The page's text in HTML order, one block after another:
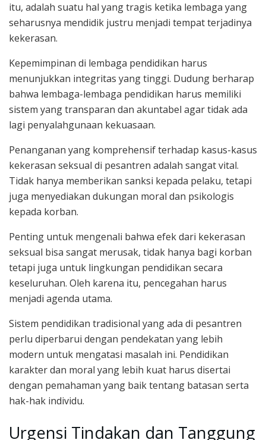
itu, adalah suatu hal yang tragis ketika lembaga yang
seharusnya mendidik justru menjadi tempat terjadinya
kekerasan.
Kepemimpinan di lembaga pendidikan harus
menunjukkan integritas yang tinggi. Dudung berharap
bahwa lembaga-lembaga pendidikan harus memiliki
sistem yang transparan dan akuntabel agar tidak ada
lagi penyalahgunaan kekuasaan.
Penanganan yang komprehensif terhadap kasus-kasus
kekerasan seksual di pesantren adalah sangat vital.
Tidak hanya memberikan sanksi kepada pelaku, tetapi
juga menyediakan dukungan moral dan psikologis
kepada korban.
Penting untuk mengenali bahwa efek dari kekerasan
seksual bisa sangat merusak, tidak hanya bagi korban
tetapi juga untuk lingkungan pendidikan secara
keseluruhan. Oleh karena itu, pencegahan harus
menjadi agenda utama.
Sistem pendidikan tradisional yang ada di pesantren
perlu diperbarui dengan pendekatan yang lebih
modern untuk mengatasi masalah ini. Pendidikan
karakter dan moral yang lebih kuat harus disertai
dengan pemahaman yang baik tentang batasan serta
hak-hak individu.
Urgensi Tindakan dan Tanggung